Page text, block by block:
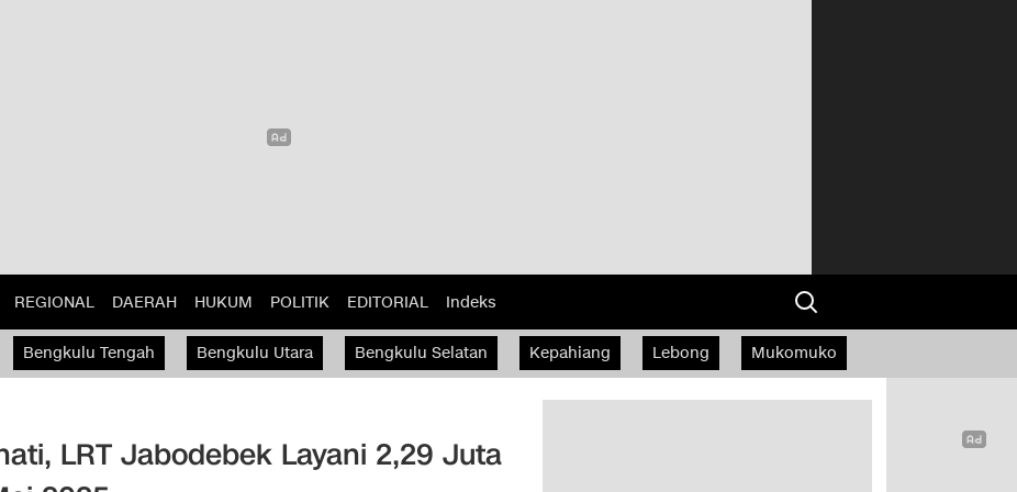
REGIONAL DAERAH HUKUM POLITIK EDITORIAL Indeks
Bengkulu Tengah Bengkulu Utara Bengkulu Selatan Kepahiang Lebong Mukomuko
LRT Jabodebek Layani 2,29 Juta